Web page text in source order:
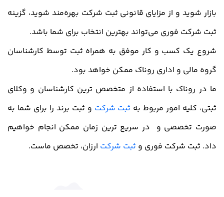
بازار شوید و از مزایای قانونی ثبت شرکت بهره‌مند شوید، گزینه
ثبت شرکت فوری می‌تواند بهترین انتخاب برای شما باشد.
شروع یک کسب و کار موفق به همراه ثبت توسط کارشناسان
گروه مالی و اداری روناک ممکن خواهد بود.
ما در روناک با استفاده از متخصص ترین کارشناسان و وکلای
ثبتی، کلیه امور مربوط به ثبت شرکت و ثبت برند را برای شما به
صورت تخصصی و در سریع ترین زمان ممکن انجام خواهیم
داد. ثبت شرکت فوری و ثبت شرکت ارزان، تخصص ماست.